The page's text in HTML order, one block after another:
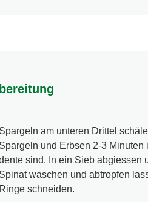
Spargeln am unteren Drittel
Spargeln und Erbsen 2-3
sind. In ein Sieb abgiessen
Spinat waschen und abtropfen
Ringe schneiden.